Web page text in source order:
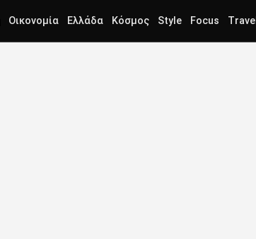
Οικονομία Ελλάδα Κόσμος Style Focus Travel